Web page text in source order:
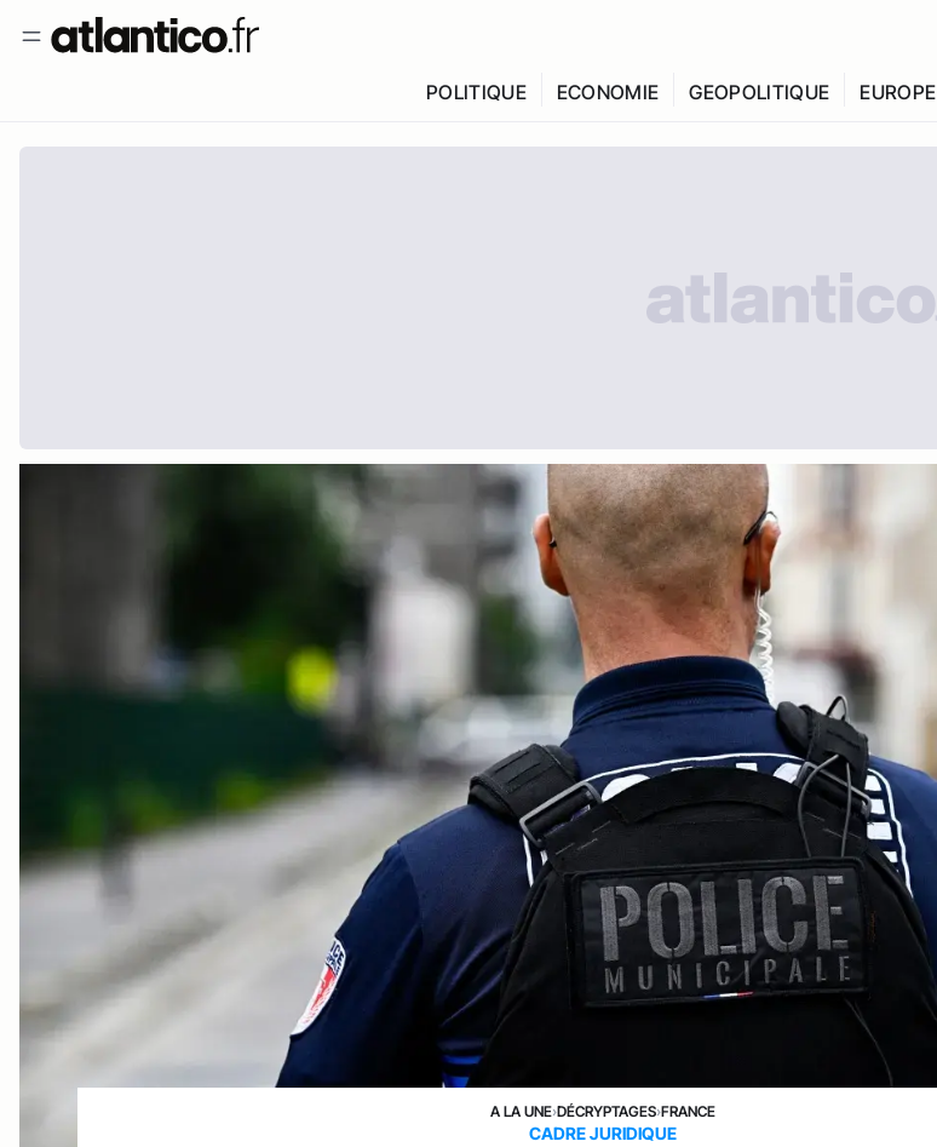
POLITIQUE ECONOMIE GEOPOLITIQUE EUROPE
A LA UNE›DÉCRYPTAGES›FRANCE
CADRE JURIDIQUE